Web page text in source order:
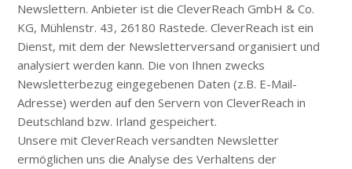
Newslettern. Anbieter ist die CleverReach GmbH & Co.
KG, Mühlenstr. 43, 26180 Rastede. CleverReach ist ein
Dienst, mit dem der Newsletterversand organisiert und
analysiert werden kann. Die von Ihnen zwecks
Newsletterbezug eingegebenen Daten (z.B. E-Mail-
Adresse) werden auf den Servern von CleverReach in
Deutschland bzw. Irland gespeichert.
Unsere mit CleverReach versandten Newsletter
ermöglichen uns die Analyse des Verhaltens der